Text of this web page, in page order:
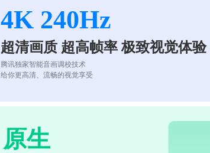
4K 240Hz
超清画质 超高帧率 极致视觉体验
腾讯独家智能音画调校技术
给你更高清、流畅的视觉享受
原生